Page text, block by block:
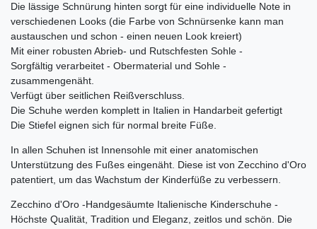
Die lässige Schnürung hinten sorgt für eine individuelle Note in
verschiedenen Looks (die Farbe von Schnürsenke kann man
austauschen und schon - einen neuen Look kreiert)
Mit einer robusten Abrieb- und Rutschfesten Sohle -
Sorgfältig verarbeitet - Obermaterial und Sohle -
zusammengenäht.
Verfügt über seitlichen Reißverschluss.
Die Schuhe werden komplett in Italien in Handarbeit gefertigt
Die Stiefel eignen sich für normal breite Füße.
In allen Schuhen ist Innensohle mit einer anatomischen
Unterstützung des Fußes eingenäht. Diese ist von Zecchino d'Oro
patentiert, um das Wachstum der Kinderfüße zu verbessern.
Zecchino d'Oro -Handgesäumte Italienische Kinderschuhe -
Höchste Qualität, Tradition und Eleganz, zeitlos und schön. Die